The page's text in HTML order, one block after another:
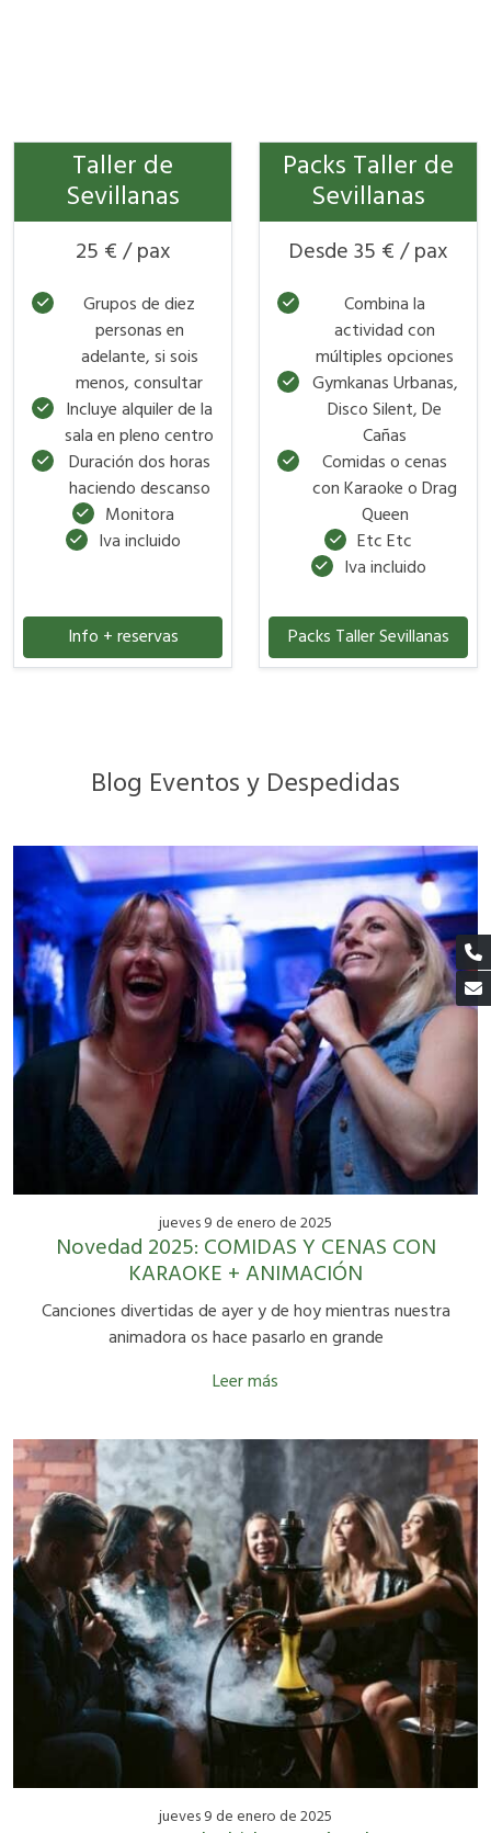
Taller de
Sevillanas
25 € / pax
Grupos de diez
personas en
adelante, si sois
menos, consultar
Incluye alquiler de la
sala en pleno centro
Duración dos horas
haciendo descanso
Monitora
Iva incluido
Info + reservas
Packs Taller de
Sevillanas
Desde 35 € / pax
Combina la
actividad con
múltiples opciones
Gymkanas Urbanas,
Disco Silent, De
Cañas
Comidas o cenas
con Karaoke o Drag
Queen
Etc Etc
Iva incluido
Packs Taller Sevillanas
Blog Eventos y Despedidas
jueves 9 de enero de 2025
Novedad 2025: COMIDAS Y CENAS CON
KARAOKE + ANIMACIÓN
Canciones divertidas de ayer y de hoy mientras nuestra
animadora os hace pasarlo en grande
Leer más
jueves 9 de enero de 2025